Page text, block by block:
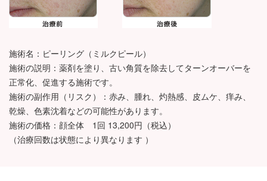
施術名：ピーリング（ミルクピール）
施術の説明：薬剤を塗り、古い角質を除去してターンオーバーを
正常化、促進する施術です。
施術の副作用（リスク）：赤み、腫れ、灼熱感、皮ムケ、痒み、
乾燥、色素沈着などの可能性があります。
施術の価格：顔全体 1回 13,200円（税込）
（治療回数は状態により異なります ）